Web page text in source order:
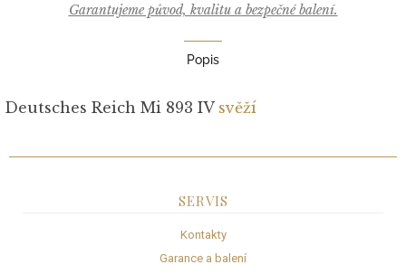
Garantujeme původ, kvalitu a bezpečné balení.
Popis
Deutsches Reich Mi 893 IV svěží
SERVIS
Kontakty
Garance a balení